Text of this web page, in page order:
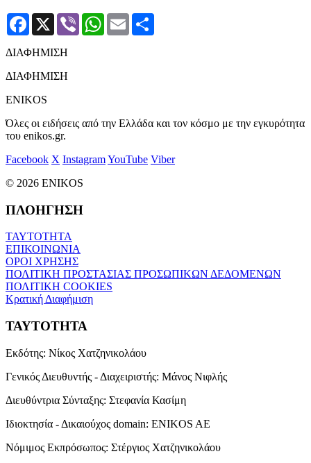
Facebook
X Viber WhatsApp
Email
ΔΙΑΦΗΜΙΣΗ
ΔΙΑΦΗΜΙΣΗ
ENIKOS
Όλες οι ειδήσεις από την Ελλάδα και τον κόσμο με την εγκυρότητα
του enikos.gr.
Facebook X InstagramYouTube Viber
© 2026 ENIKOS
ΠΛΟΗΓΗΣΗ
ΤΑΥΤΟΤΗΤΑ
ΕΠΙΚΟΙΝΩΝΙΑ
ΟΡΟΙ ΧΡΗΣΗΣ
ΠΟΛΙΤΙΚΗ ΠΡΟΣΤΑΣΙΑΣ ΠΡΟΣΩΠΙΚΩΝ ΔΕΔΟΜΕΝΩΝ
ΠΟΛΙΤΙΚΗ COOKIES
Κρατική Διαφήμιση
ΤΑΥΤΟΤΗΤΑ
Εκδότης: Νίκος Χατζηνικολάου
Γενικός Διευθυντής - Διαχειριστής: Μάνος Νιφλής
Διευθύντρια Σύνταξης: Στεφανία Κασίμη
Ιδιοκτησία - Δικαιούχος domain: ENIKOS AE
Νόμιμος Εκπρόσωπος: Στέργιος Χατζηνικολάου